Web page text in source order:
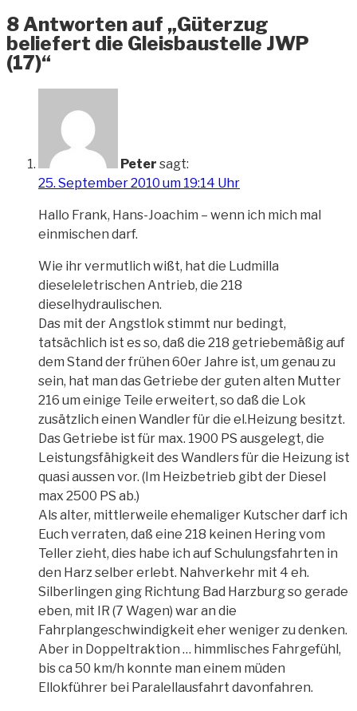
8 Antworten auf „Güterzug
beliefert die Gleisbaustelle JWP
(17)“
Peter sagt:
25. September 2010 um 19:14 Uhr
Hallo Frank, Hans-Joachim – wenn ich mich mal
einmischen darf.
Wie ihr vermutlich wißt, hat die Ludmilla
dieseleletrischen Antrieb, die 218
dieselhydraulischen.
Das mit der Angstlok stimmt nur bedingt,
tatsächlich ist es so, daß die 218 getriebemäßig auf
dem Stand der frühen 60er Jahre ist, um genau zu
sein, hat man das Getriebe der guten alten Mutter
216 um einige Teile erweitert, so daß die Lok
zusätzlich einen Wandler für die el.Heizung besitzt.
Das Getriebe ist für max. 1900 PS ausgelegt, die
Leistungsfähigkeit des Wandlers für die Heizung ist
quasi aussen vor. (Im Heizbetrieb gibt der Diesel
max 2500 PS ab.)
Als alter, mittlerweile ehemaliger Kutscher darf ich
Euch verraten, daß eine 218 keinen Hering vom
Teller zieht, dies habe ich auf Schulungsfahrten in
den Harz selber erlebt. Nahverkehr mit 4 eh.
Silberlingen ging Richtung Bad Harzburg so gerade
eben, mit IR (7 Wagen) war an die
Fahrplangeschwindigkeit eher weniger zu denken.
Aber in Doppeltraktion … himmlisches Fahrgefühl,
bis ca 50 km/h konnte man einem müden
Ellokführer bei Paralellausfahrt davonfahren.